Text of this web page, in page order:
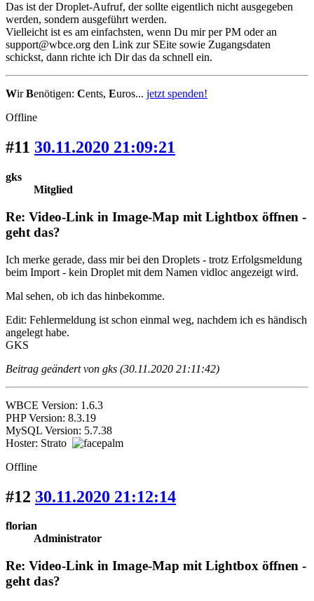
Das ist der Droplet-Aufruf, der sollte eigentlich nicht ausgegeben
werden, sondern ausgeführt werden.
Vielleicht ist es am einfachsten, wenn Du mir per PM oder an
support@wbce.org den Link zur SEite sowie Zugangsdaten
schickst, dann richte ich Dir das da schnell ein.
WirBenötigen: Cents, Euros... jetzt spenden!
Offline
#11 30.11.2020 21:09:21
gks
Mitglied
Re: Video-Link in Image-Map mit Lightbox öffnen -
geht das?
Ich merke gerade, dass mir bei den Droplets - trotz Erfolgsmeldung
beim Import - kein Droplet mit dem Namen vidloc angezeigt wird.
Mal sehen, ob ich das hinbekomme.
Edit: Fehlermeldung ist schon einmal weg, nachdem ich es händisch
angelegt habe.
GKS
Beitrag geändert von gks (30.11.2020 21:11:42)
WBCE Version: 1.6.3
PHP Version: 8.3.19
MySQL Version: 5.7.38
Hoster: Strato
Offline
#12 30.11.2020 21:12:14
florian
Administrator
Re: Video-Link in Image-Map mit Lightbox öffnen -
geht das?